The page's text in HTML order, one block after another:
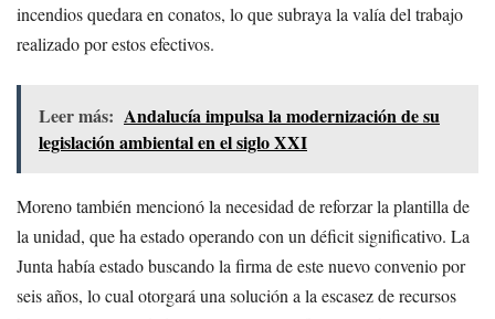
incendios quedara en conatos, lo que subraya la valía del trabajo
realizado por estos efectivos.
Leer más: Andalucía impulsa la modernización de su
legislación ambiental en el siglo XXI
Moreno también mencionó la necesidad de reforzar la plantilla de
la unidad, que ha estado operando con un déficit significativo. La
Junta había estado buscando la firma de este nuevo convenio por
seis años, lo cual otorgará una solución a la escasez de recursos